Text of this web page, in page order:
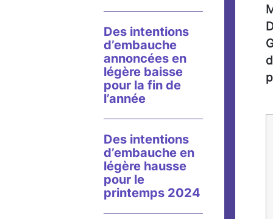
Des intentions
d’embauche
annoncées en
légère baisse
pour la fin de
l’année
Des intentions
d’embauche en
légère hausse
pour le
printemps 2024